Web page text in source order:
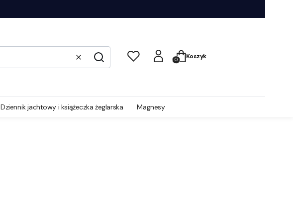
WyczyśćSzukaj
Produkty w koszyku: 0. Zobacz
Koszyk
Dziennik jachtowy i książeczka żeglarska Magnesy